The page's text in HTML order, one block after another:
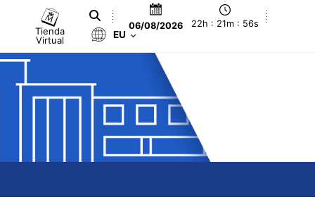
Tienda
Virtual
06/08/2026 22h : 21m : 57s
EU